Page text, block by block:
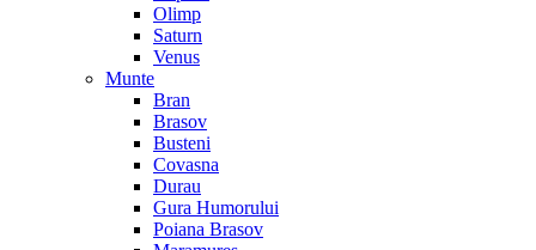
Olimp
Saturn
Venus
Munte
Bran
Brasov
Busteni
Covasna
Durau
Gura Humorului
Poiana Brasov